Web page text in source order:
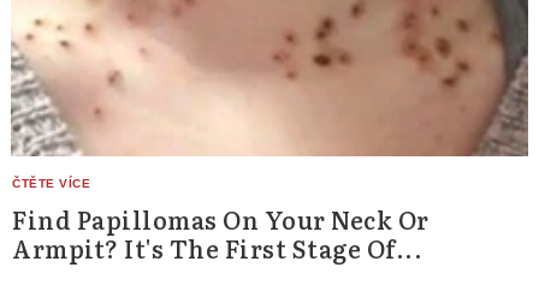
Find Papillomas On Your Neck Or
Armpit? It's The First Stage Of...